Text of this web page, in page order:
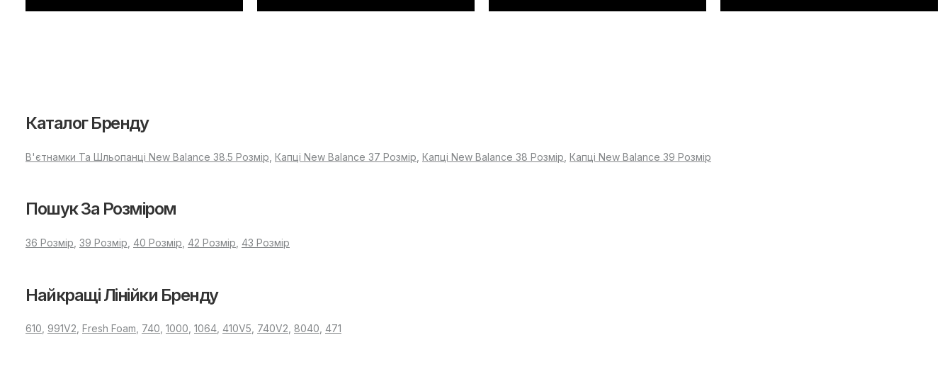
Каталог Бренду
В'єтнамки Та Шльопанці New Balance 38.5 Розмір Капці New Balance 37 Розмір Капці New Balance 38 Розмір Капці New Balance 39 Розмір
Пошук За Розміром
36 Розмір 39 Розмір 40 Розмір 42 Розмір 43 Розмір
Найкращі Лінійки Бренду
610 991V2 Fresh Foam 740 1000 1064 410V5 740V2 8040 471